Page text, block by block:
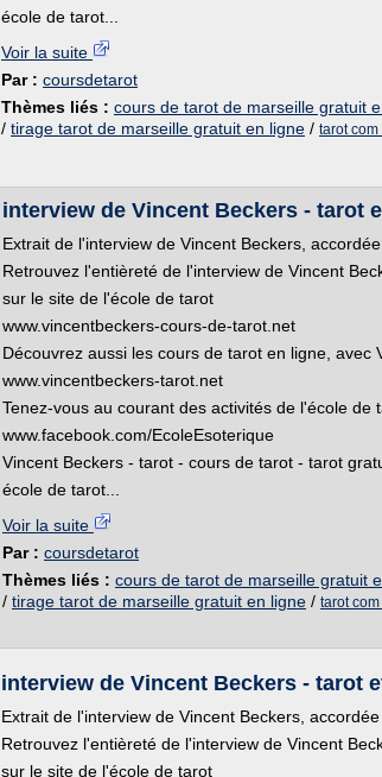
école de tarot...
Voir la suite
Par : coursdetarot
Thèmes liés : cours de tarot de marseille gratuit
/ tirage tarot de marseille gratuit en ligne / tarot com
interview de Vincent Beckers - tarot
Extrait de l'interview de Vincent Beckers, accordée
Retrouvez l'entièreté de l'interview de Vincent
sur le site de l'école de tarot
www.vincentbeckers-cours-de-tarot.net
Découvrez aussi les cours de tarot en ligne, avec
www.vincentbeckers-tarot.net
Tenez-vous au courant des activités de l'école de
www.facebook.com/EcoleEsoterique
Vincent Beckers - tarot - cours de tarot - tarot
école de tarot...
Voir la suite
Par : coursdetarot
Thèmes liés : cours de tarot de marseille gratuit
/ tirage tarot de marseille gratuit en ligne / tarot
interview de Vincent Beckers - tarot
Extrait de l'interview de Vincent Beckers, accordée
Retrouvez l'entièreté de l'interview de Vincent
sur le site de l'école de tarot